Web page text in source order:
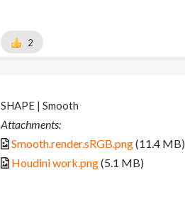
2
SHAPE | Smooth
Attachments:
Smooth.render.sRGB.png(11.4 MB)
Houdini work.png(5.1 MB)